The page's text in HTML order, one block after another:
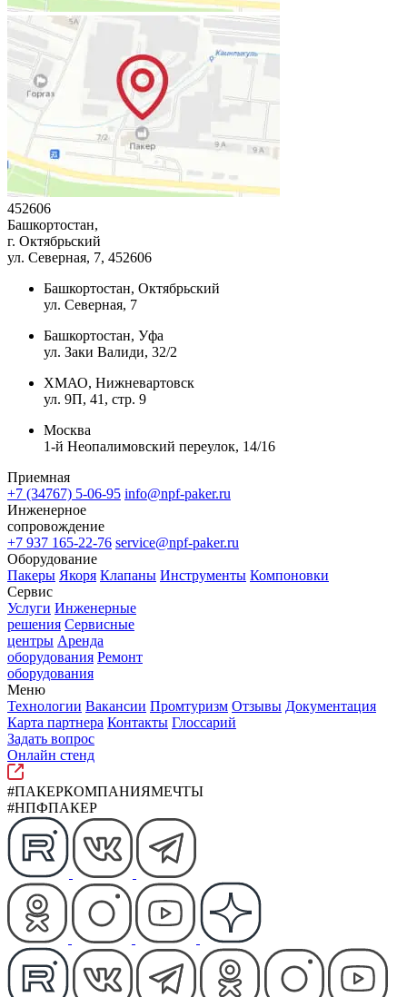
452606
Башкортостан,
г. Октябрьский
ул. Северная, 7, 452606
Башкортостан, Октябрьский
ул. Северная, 7
Башкортостан, Уфа
ул. Заки Валиди, 32/2
ХМАО, Нижневартовск
ул. 9П, 41, стр. 9
Москва
1-й Неопалимовский переулок, 14/16
Приемная
+7 (34767) 5-06-95 info@npf-paker.ru
Инженерное
сопровождение
+7 937 165-22-76 service@npf-paker.ru
Оборудование
Пакеры Якоря Клапаны Инструменты Компоновки
Сервис
Услуги Инженерные
решения Сервисные
центры Аренда
оборудования Ремонт
оборудования
Меню
Технологии Вакансии Промтуризм Отзывы Документация
Карта партнера Контакты Глоссарий
Задать вопрос
Онлайн стенд
#ПАКЕРКОМПАНИЯМЕЧТЫ
#НПФПАКЕР